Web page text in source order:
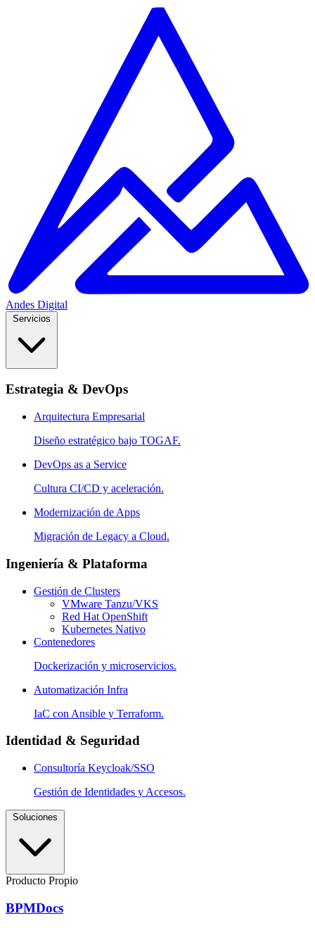
Andes Digital
Estrategia & DevOps
Arquitectura Empresarial
Diseño estratégico bajo TOGAF.
DevOps as a Service
Cultura CI/CD y aceleración.
Modernización de Apps
Migración de Legacy a Cloud.
Ingeniería & Plataforma
Gestión de Clusters
VMware Tanzu/VKS
Red Hat OpenShift
Kubernetes Nativo
Contenedores
Dockerización y microservicios.
Automatización Infra
IaC con Ansible y Terraform.
Identidad & Seguridad
Consultoría Keycloak/SSO
Gestión de Identidades y Accesos.
Producto Propio
BPMDocs